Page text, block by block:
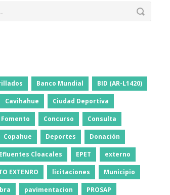
Banco Mundial BID (AR-L1420)
Cavihahue Ciudad Deportiva
Concurso Consulta
Copahue Deportes Donación
Efluentes Cloacales EPET externo
EXTENRO licitaciones Municipio
pavimentacion PROSAP